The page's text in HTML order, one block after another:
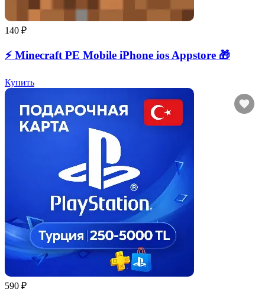
140 ₽
⚡️ Minecraft PE Mobile iPhone ios Appstore 🎁
Купить
590 ₽